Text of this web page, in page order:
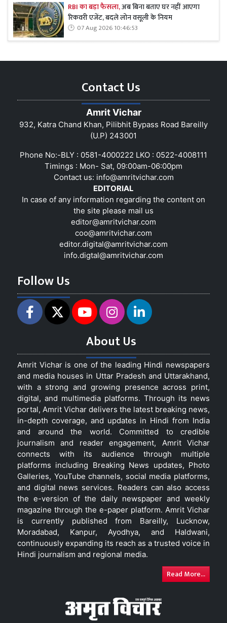
RBI का बड़ा फैसला,अब बिना बताए घर नहीं आएगा
रिकवरी एजेंट, बदले लोन वसूली के नियम
07 Aug 2026 10:46:53
Contact Us
Amrit Vichar
932, Katra Chand Khan, Pilibhit Bypass Road Bareilly
(U.P) 243001
Phone No:-BLY : 0581-4000222 LKO : 0522-4008111
Timings : Mon- Sat, 09:00am-06:00pm
Contact us: info@amritvichar.com
EDITORIAL
In case of any information regarding the content on
the site please mail us
editor@amritvichar.com
coo@amritvichar.com
editor.digital@amritvichar.com
info.digtal@amritvichar.com
Follow Us
About Us
Amrit Vichar is one of the leading Hindi newspapers
and media houses in Uttar Pradesh and Uttarakhand,
with a strong and growing presence across print,
digital, and multimedia platforms. Through its news
portal, Amrit Vichar delivers the latest breaking news,
in-depth coverage, and updates in Hindi from India
and around the world. Committed to credible
journalism and reader engagement, Amrit Vichar
connects with its audience through multiple
platforms including Breaking News updates, Photo
Galleries, YouTube channels, social media platforms,
and digital news services. Readers can also access
the e-version of the daily newspaper and weekly
magazine through the e-paper platform. Amrit Vichar
is currently published from Bareilly, Lucknow,
Moradabad, Kanpur, Ayodhya, and Haldwani,
continuously expanding its reach as a trusted voice in
Hindi journalism and regional media.
Read More...